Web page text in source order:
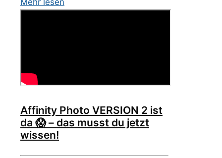
Affinity Photo VERSION 2 ist
da 😱 – das musst du jetzt
wissen!